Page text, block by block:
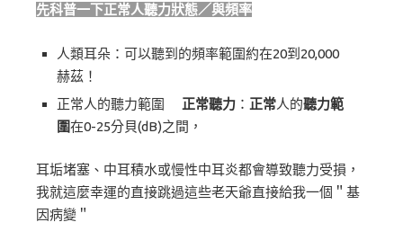
先科普一下正常人聽力狀態／與頻率
人類耳朵：可以聽到的頻率範圍約在20到20,000
赫茲！
正常人的聽力範圍 正常聽力： 正常人的聽力範
圍在0-25分貝(dB)之間，
耳垢堵塞、中耳積水或慢性中耳炎都會導致聽力受損，
我就這麼幸運的直接跳過這些老天爺直接給我一個＂基
因病變＂